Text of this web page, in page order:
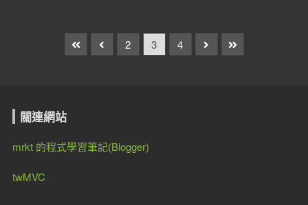
2 3 4
關連網站
mrkt 的程式學習筆記(Blogger)
twMVC